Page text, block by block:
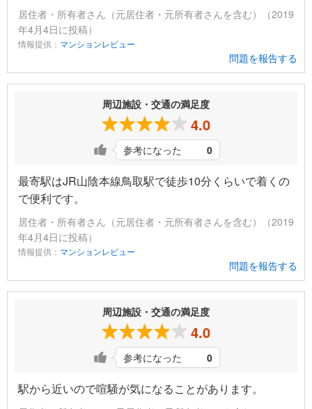
居住者・所有者さん（元居住者・元所有者さんを含む）（2019
年4月4日に投稿）
情報提供： マンションレビュー
問題を報告する
周辺施設・交通の満足度
4.0
参考になった 0
最寄駅はJR山陰本線鳥取駅で徒歩10分くらいで着くの
で便利です。
居住者・所有者さん（元居住者・元所有者さんを含む）（2019
年4月4日に投稿）
情報提供： マンションレビュー
問題を報告する
周辺施設・交通の満足度
4.0
参考になった 0
駅から近いので喧騒が気になることがあります。